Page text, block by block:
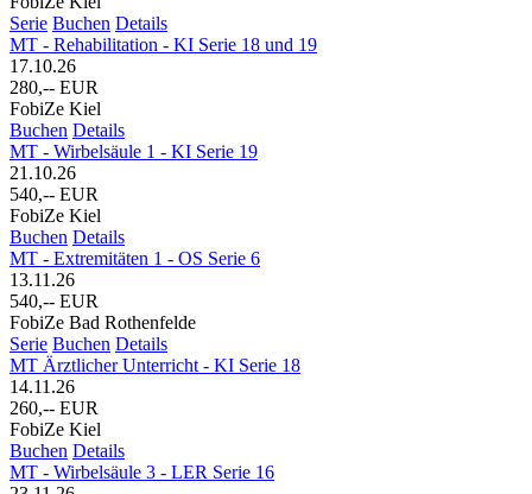
Serie Buchen Details
MT - Rehabilitation - KI Serie 18 und 19
17.10.26
280,-- EUR
FobiZe Kiel
Buchen Details
MT - Wirbelsäule 1 - KI Serie 19
21.10.26
540,-- EUR
FobiZe Kiel
Buchen Details
MT - Extremitäten 1 - OS Serie 6
13.11.26
540,-- EUR
FobiZe Bad Rothenfelde
Serie Buchen Details
MT Ärztlicher Unterricht - KI Serie 18
14.11.26
260,-- EUR
FobiZe Kiel
Buchen Details
MT - Wirbelsäule 3 - LER Serie 16